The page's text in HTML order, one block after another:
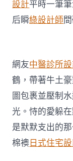
設計平時一筆
后瞬綠設計師
網友中醫診所
鶴，帶著牛土
圖包裹並壓制
光。恃的愛躲
是默默支出的
棉襖日式住宅